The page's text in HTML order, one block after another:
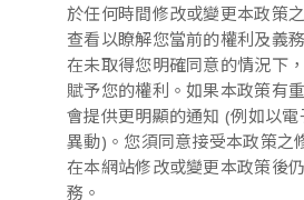
於任何時間修改或變更本政策
查看以瞭解您當前的權利及義
在未取得您明確同意的情況下
賦予您的權利。如果本政策有
會提供更明顯的通知 (例如以
異動)。您須同意接受本政策之
在本網站修改或變更本政策後
務。